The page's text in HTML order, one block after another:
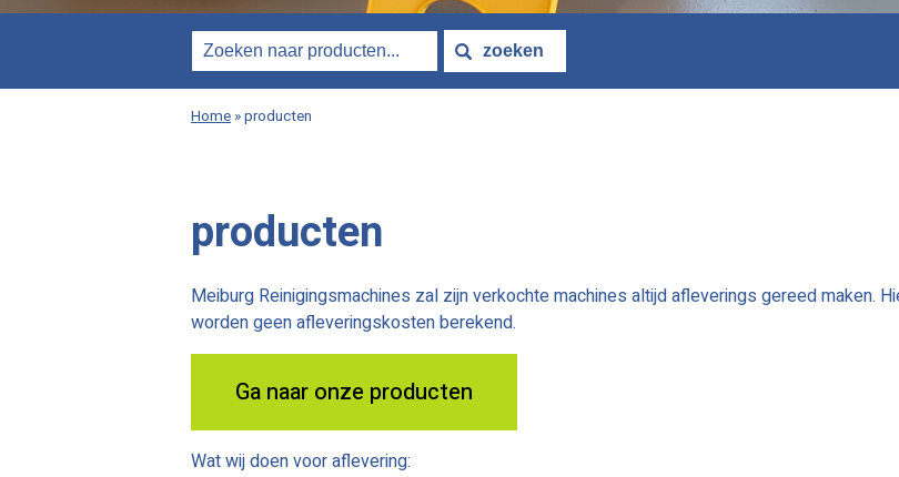
Home »producten
producten
Meiburg Reinigingsmachines zal zijn verkochte machines altijd afleverings gereed maken.
worden geen afleveringskosten berekend.
Ga naar onze producten
Wat wij doen voor aflevering: